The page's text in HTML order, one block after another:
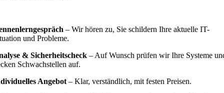
– Wir hören zu, Sie schildern Ihre aktuelle IT-
und Probleme.
& Sicherheitscheck– Auf Wunsch prüfen wir Ihre Systeme
Schwachstellen auf.
Angebot– Klar, verständlich, mit festen Preisen.